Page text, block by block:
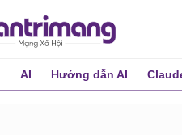
AI Hướng dẫn AI
Xây dựng hồ sơ khách
hàng
khách hàng